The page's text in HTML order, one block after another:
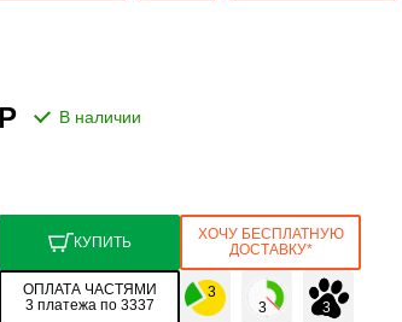
КУПИТЬ
ХОЧУ БЕСПЛАТНУЮ
ДОСТАВКУ*
ОПЛАТА ЧАСТЯМИ
3 платежа по 3337